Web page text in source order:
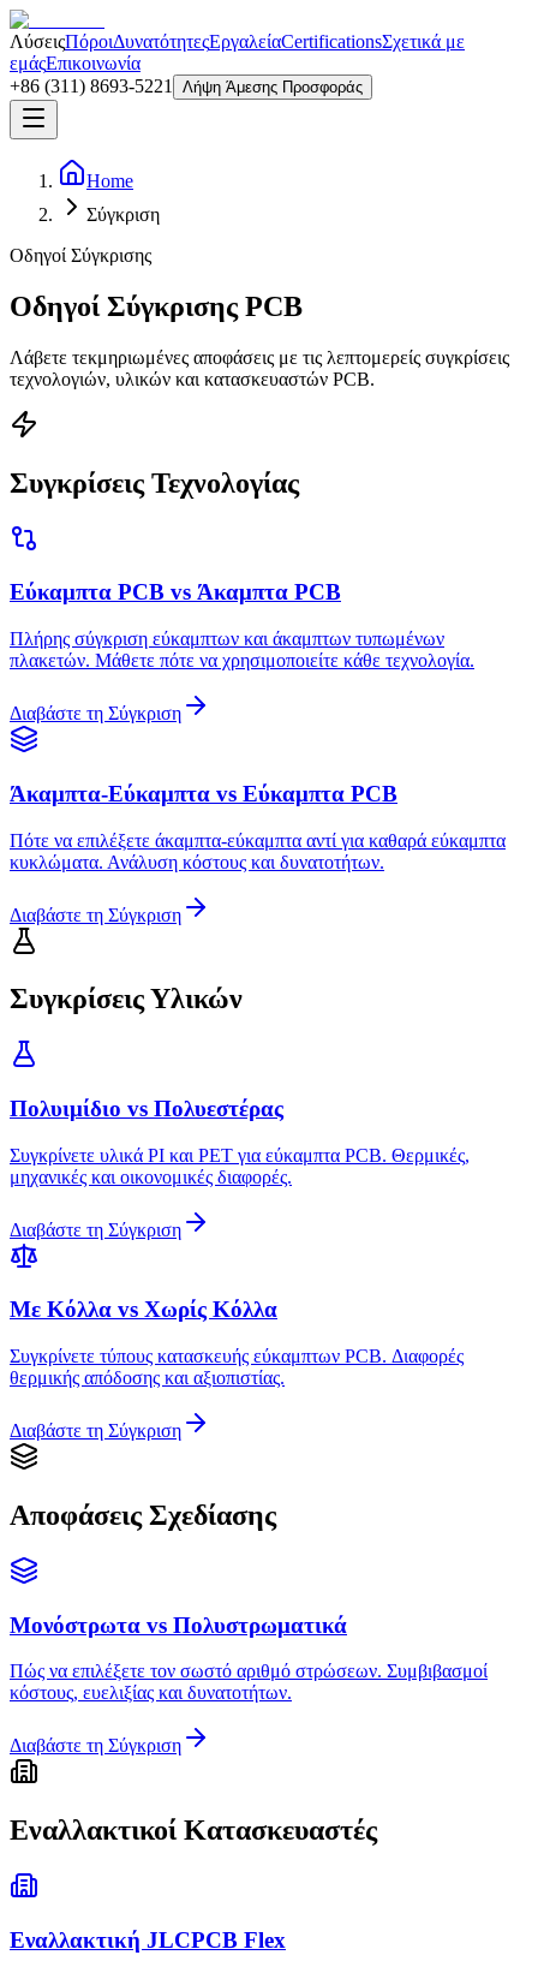
ΛύσειςΠόροιΔυνατότητεςΕργαλείαCertificationsΣχετικά με
εμάςΕπικοινωνία
+86 (311) 8693-5221
Λήψη Άμεσης Προσφοράς
Home
Σύγκριση
Οδηγοί Σύγκρισης
Οδηγοί Σύγκρισης PCB
Λάβετε τεκμηριωμένες αποφάσεις με τις λεπτομερείς συγκρίσεις
τεχνολογιών, υλικών και κατασκευαστών PCB.
Συγκρίσεις Τεχνολογίας
Εύκαμπτα PCB vs Άκαμπτα PCB
Πλήρης σύγκριση εύκαμπτων και άκαμπτων τυπωμένων
πλακετών. Μάθετε πότε να χρησιμοποιείτε κάθε τεχνολογία.
Διαβάστε τη Σύγκριση
Άκαμπτα-Εύκαμπτα vs Εύκαμπτα PCB
Πότε να επιλέξετε άκαμπτα-εύκαμπτα αντί για καθαρά εύκαμπτα
κυκλώματα. Ανάλυση κόστους και δυνατοτήτων.
Διαβάστε τη Σύγκριση
Συγκρίσεις Υλικών
Πολυιμίδιο vs Πολυεστέρας
Συγκρίνετε υλικά PI και PET για εύκαμπτα PCB. Θερμικές,
μηχανικές και οικονομικές διαφορές.
Διαβάστε τη Σύγκριση
Με Κόλλα vs Χωρίς Κόλλα
Συγκρίνετε τύπους κατασκευής εύκαμπτων PCB. Διαφορές
θερμικής απόδοσης και αξιοπιστίας.
Διαβάστε τη Σύγκριση
Αποφάσεις Σχεδίασης
Μονόστρωτα vs Πολυστρωματικά
Πώς να επιλέξετε τον σωστό αριθμό στρώσεων. Συμβιβασμοί
κόστους, ευελιξίας και δυνατοτήτων.
Διαβάστε τη Σύγκριση
Εναλλακτικοί Κατασκευαστές
Εναλλακτική JLCPCB Flex